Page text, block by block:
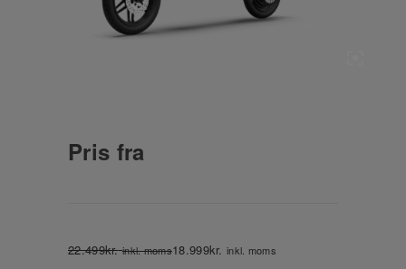
Pris fra
22.499kr. inkl. moms18.999kr. inkl. moms